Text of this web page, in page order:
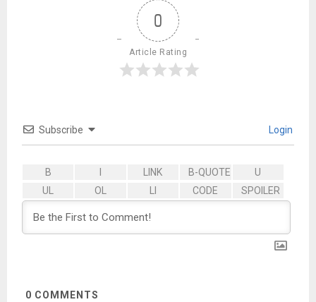
0
Article Rating
Subscribe Login
0 COMMENTS